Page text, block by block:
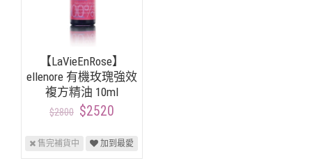
【LaVieEnRose】
ellenore 有機玫瑰強效
複方精油 10ml
$2800 $2520
售完補貨中 加到最愛